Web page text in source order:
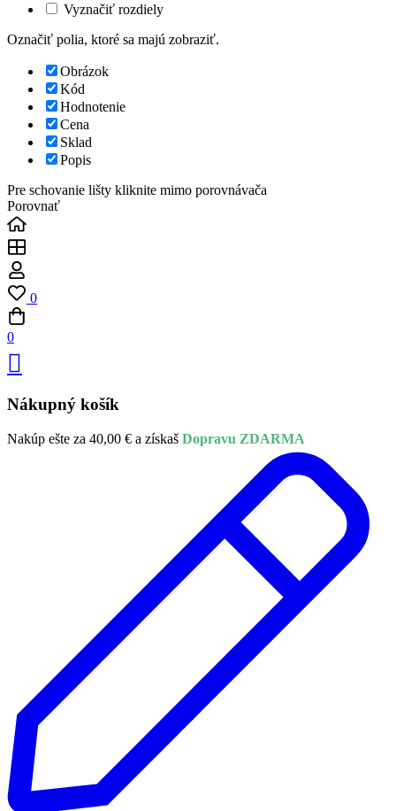
Vyznačiť rozdiely
Označiť polia, ktoré sa majú zobraziť.
Obrázok
Kód
Hodnotenie
Cena
Sklad
Popis
Pre schovanie lišty kliknite mimo porovnávača
Porovnať
0
0
Nákupný košík
Nakúp ešte za 40,00 € a získaš Dopravu ZDARMA